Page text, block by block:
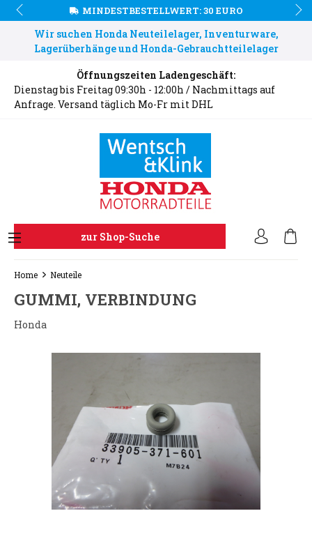
MINDESTBESTELLWERT: 30 EURO
Wir suchen Honda Neuteilelager, Inventurware,
Lagerüberhänge und Honda-Gebrauchtteilelager
Öffnungszeiten Ladengeschäft:
Dienstag bis Freitag 09:30h - 12:00h / Nachmittags auf
Anfrage. Versand täglich Mo-Fr mit DHL
zur Shop-Suche
Home Neuteile
GUMMI, VERBINDUNG
Honda